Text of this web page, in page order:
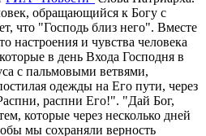
обращающийся к Богу с
что "Господь близ него". Вместе
настроения и чувства человека
в день Входа Господня в
с пальмовыми ветвями,
одежды на Его пути, через
распни Его!". "Дай Бог,
которые через несколько дней
мы сохраняли верность